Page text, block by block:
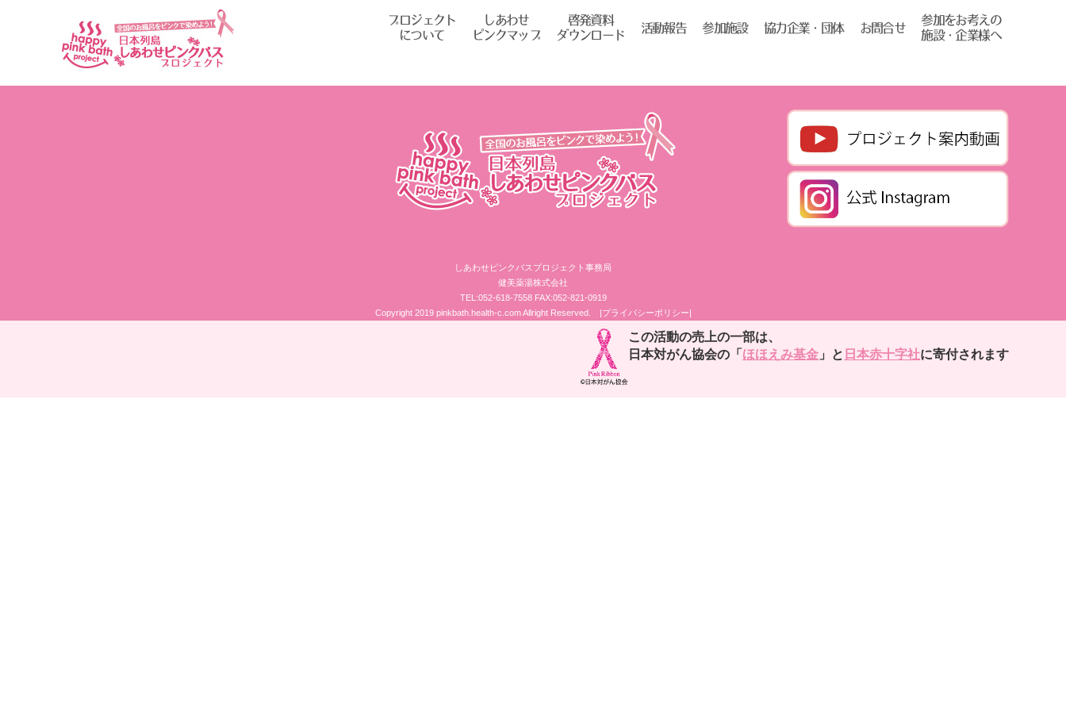
プロジェクト
について
しあわせ
ピンクマップ
啓発資料
ダウンロード
活動報告 参加施設 協力企業・団体 お問合せ
参加をお考えの
施設・企業様へ
しあわせピンクバスプロジェクト事務局
健美薬湯株式会社
TEL:052-618-7558 FAX:052-821-0919
Copyright 2019 pinkbath.health-c.com Allright Reserved.
|プライバシーポリシー|
この活動の売上の一部は、
日本対がん協会の「 ほほえみ基金 」と 日本赤十字社に寄付されます